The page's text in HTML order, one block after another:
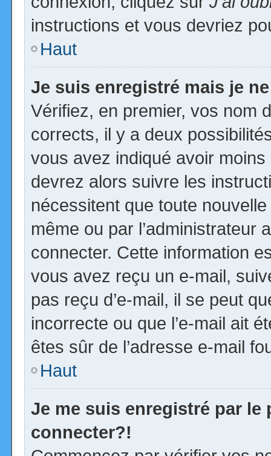
instructions et vous devriez
Haut
Je suis enregistré mais je
Vérifiez, en premier, vos nom
corrects, il y a deux
vous avez indiqué avoir
devrez alors suivre les
nécessitent que toute
même ou par l’administrateur
connecter. Cette information
vous avez reçu un e-mail,
pas reçu d’e-mail, il se peut
incorrecte ou que l’e-mail ait
êtes sûr de l’adresse e-mail
Haut
Je me suis enregistré par le
connecter?!